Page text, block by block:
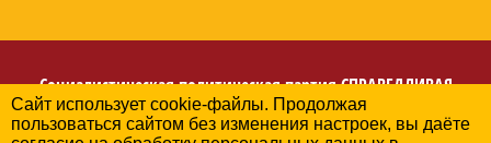
Социалистическая политическая партияСПРАВЕДЛИВАЯ
РОССИЯ
Региональное отделение партии в Кировской области
Сайт использует cookie-файлы. Продолжая
пользоваться сайтом без изменения настроек, вы даёте